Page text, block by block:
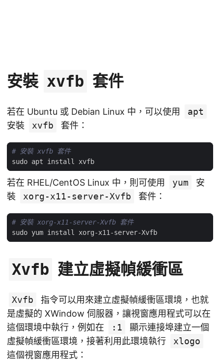
安裝 xvfb 套件
若在 Ubuntu 或 Debian Linux 中，可以使用
apt
安裝
xvfb 套件：
# 安裝 xvfb 套件
若在 RHEL/CentOS Linux 中，則可使用 yum
安
裝
xorg-x11-server-Xvfb 套件：
# 安裝 xorg-x11-server-Xvfb 套件
Xvfb 建立虛擬幀緩衝區
Xvfb
指令可以用來建立虛擬幀緩衝區環境，也就
是虛擬的 XWindow 伺服器，讓視窗應用程式可以在
這個環境中執行，例如在
:1
顯示連接埠建立一個
虛擬幀緩衝區環境，接著利用此環境執行
xlogo
這個視窗應用程式：